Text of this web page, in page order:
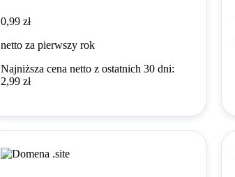
0,99 zł
0,99 zł
netto za pierwszy rok
Najniższa cena netto z ostatnich 30 dni:
2,99 zł